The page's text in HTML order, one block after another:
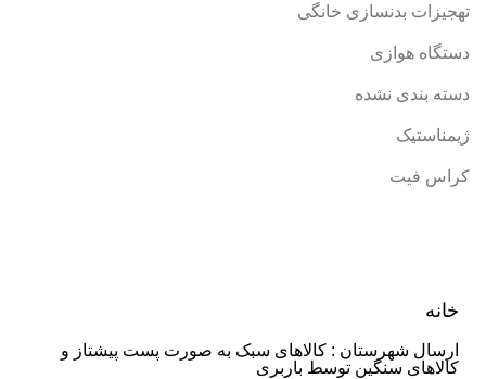
تهجیزات بدنسازی خانگی
دستگاه هوازی
دسته بندی نشده
ژیمناستیک
کراس فیت
خانه
ارسال شهرستان : کالاهای سبک به صورت پست پیشتاز و
کالاهای سنگین توسط باربری